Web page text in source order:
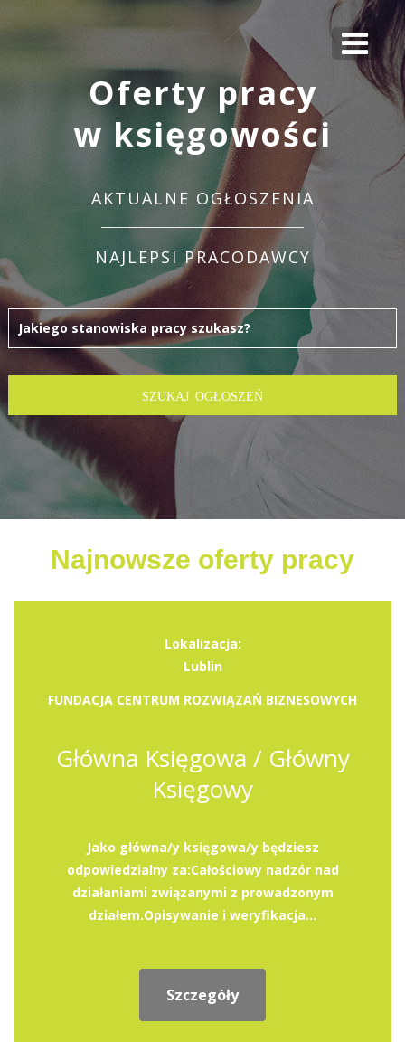
Oferty pracy
w księgowości
AKTUALNE OGŁOSZENIA
NAJLEPSI PRACODAWCY
Najnowsze oferty pracy
Lokalizacja:
Lublin
FUNDACJA CENTRUM ROZWIĄZAŃ BIZNESOWYCH
Główna Księgowa / Główny
Księgowy
Jako główna/y księgowa/y będziesz
odpowiedzialny za:Całościowy nadzór nad
działaniami związanymi z prowadzonym
działem.Opisywanie i weryfikacja...
Szczegóły